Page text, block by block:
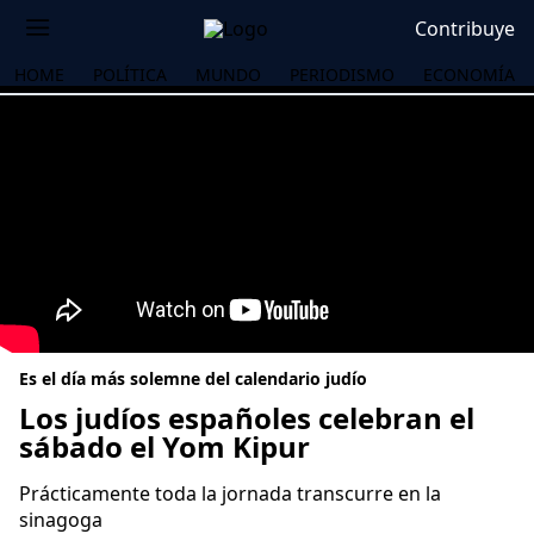
Contribuye
HOME POLÍTICA MUNDO PERIODISMO ECONOMÍA
Es el día más solemne del calendario judío
Los judíos españoles celebran el
sábado el Yom Kipur
Prácticamente toda la jornada transcurre en la
sinagoga